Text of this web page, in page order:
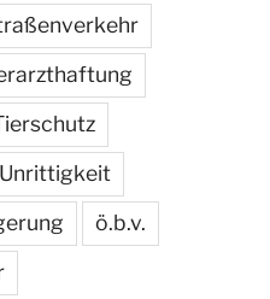
Unrittigkeit
ö.b.v.